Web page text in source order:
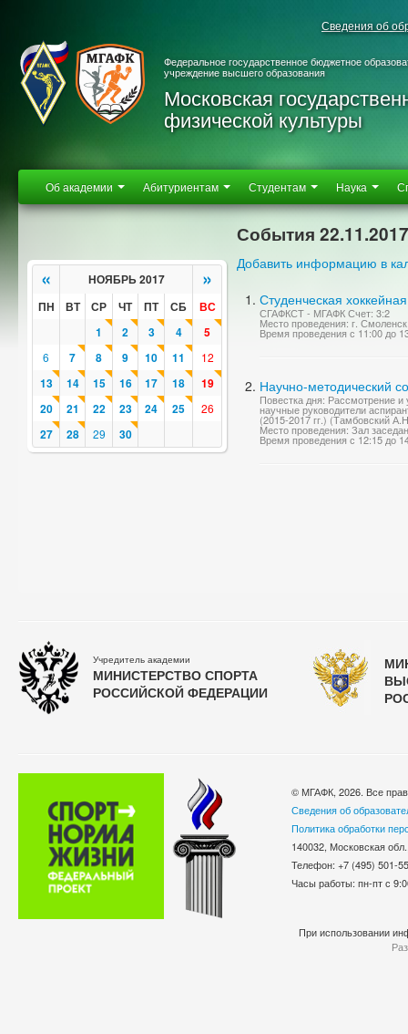
Сведения об
Федеральное государственное бюджетное
учреждение высшего образования
Московская
физической культуры
Об академии Абитуриентам Студентам Наука
« НОЯБРЬ 2017 »
ПН ВТ СР ЧТ ПТ СБ
ВС
1
2 3 4 5
6 7 8 9 10 11 12
13 14 15 16 17 18
19
20
21 22 23 24 25 26
27 28 29 30
События 22.11.2017
Добавить информацию в
Студенческая
СГАФКСТ - МГАФК Счет: 3:2
Место проведения: г.
Время проведения с 11:00 до
Научно-методический
Повестка дня: Рассмотрение
научные руководители
(2015-2017 гг.) (Тамбовский
Место проведения: Зал
Время проведения с 12:15 до
Учредитель академии
МИНИСТЕРСТВО СПОРТА
РОССИЙСКОЙ ФЕДЕРАЦИИ
© МГАФК, 2026. Все
Сведения об
Политика обработки
140032, Московская
Телефон: +7 (495)
Часы работы: пн-пт с
При использовании